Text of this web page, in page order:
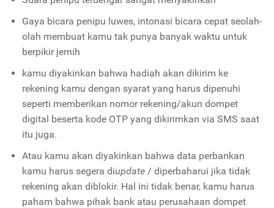
Gaya bicara penipu luwes, intonasi bicara cepat seolah-
olah membuat kamu tak punya banyak waktu untuk
berpikir jernih
kamu diyakinkan bahwa hadiah akan dikirim ke
rekening kamu dengan syarat yang harus dipenuhi
seperti memberikan nomor rekening/akun dompet
digital beserta kode OTP yang dikirimkan via SMS saat
itu juga.
Atau kamu akan diyakinkan bahwa data perbankan
kamu harus segera diupdate/ diperbaharui jika tidak
rekening akan diblokir. Hal ini tidak benar, kamu harus
paham bahwa pihak bank atau perusahaan dompet